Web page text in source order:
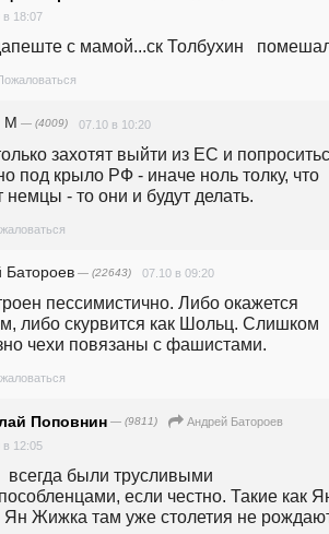
в 18:07
с мамой...ск Толбухин
М — (4009) 07.10 в 10:20
захотят выйти из ЕС и
под крыло РФ - иначе ноль толку, что
немцы - то они и будут делать.
Батороев — (22643) 07.10 в 09:20
пессимистично. Либо окажется
либо скурвится как Шольц. Слишком
чехи повязаны с фашистами.
Поповнин — (9811)
Андрей Батороев
в 12:05
всегда были трусливыми
если честно. Такие как
Ян Жижка там уже столетия не